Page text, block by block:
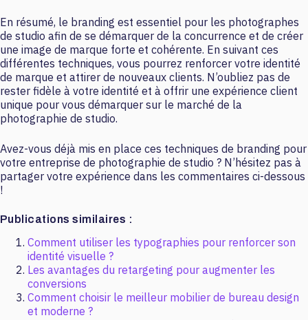
En résumé, le branding est essentiel pour les photographes
de studio afin de se démarquer de la concurrence et de créer
une image de marque forte et cohérente. En suivant ces
différentes techniques, vous pourrez renforcer votre identité
de marque et attirer de nouveaux clients. N’oubliez pas de
rester fidèle à votre identité et à offrir une expérience client
unique pour vous démarquer sur le marché de la
photographie de studio.
Avez-vous déjà mis en place ces techniques de branding pour
votre entreprise de photographie de studio ? N’hésitez pas à
partager votre expérience dans les commentaires ci-dessous
!
Publications similaires :
Comment utiliser les typographies pour renforcer son
identité visuelle ?
Les avantages du retargeting pour augmenter les
conversions
Comment choisir le meilleur mobilier de bureau design
et moderne ?